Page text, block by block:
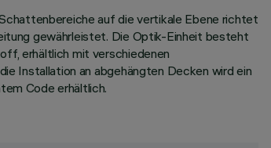
auf die vertikale Ebene richtet
gewährleistet. Die Optik-Einheit besteht
erhältlich mit verschiedenen
Installation an abgehängten Decken wird ein
Code erhältlich.